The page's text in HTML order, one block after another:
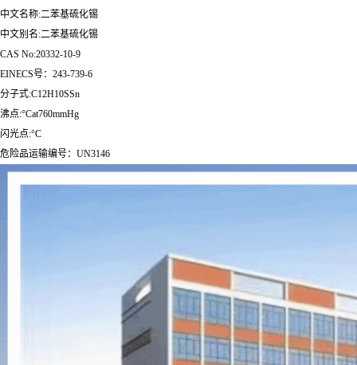
中文名称:二苯基硫化锡
中文别名:二苯基硫化锡
CAS No:20332-10-9
EINECS号：243-739-6
分子式:C12H10SSn
沸点:°Cat760mmHg
闪光点:°C
危险品运输编号：UN3146